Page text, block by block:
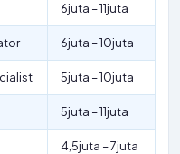
6juta – 11juta
6juta – 10juta
5juta – 10juta
5juta – 11juta
4,5juta – 7juta